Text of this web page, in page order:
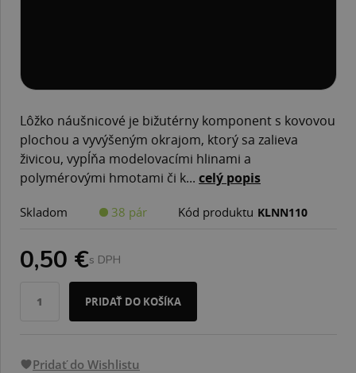
Lôžko náušnicové je bižutérny komponent s kovovou
plochou a vyvýšeným okrajom, ktorý sa zalieva
živicou, vypĺňa modelovacími hlinami a
polymérovými hmotami či k... celý popis
Skladom 38 pár Kód produktu KLNN110
0,50 €s DPH
PRIDAŤ DO KOŠÍKA
Pridať do Wishlistu